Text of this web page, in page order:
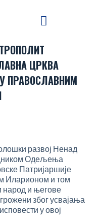
ЦРКВА
ПРАВОСЛАВНИМ
развој Ненад
Одељења
Патријаршије
Иларионом и том
народ и његове
због усвајања
у овој